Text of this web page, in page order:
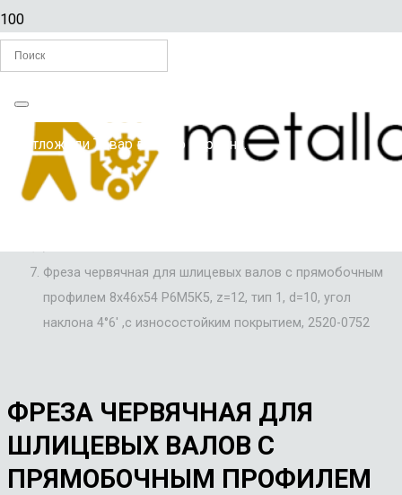
Вы отложилиТоварв свою корзину.
Главная
/
ФРЕЗЫ
Фреза червячная для шлицевых валов с прямобочным
профилем 8х46х54 Р6М5К5, z=12, тип 1, d=10, угол
наклона 4°6′ ,с износостойким покрытием, 2520-0752
ФРЕЗА ЧЕРВЯЧНАЯ ДЛЯ
ШЛИЦЕВЫХ ВАЛОВ С
ПРЯМОБОЧНЫМ ПРОФИЛЕМ